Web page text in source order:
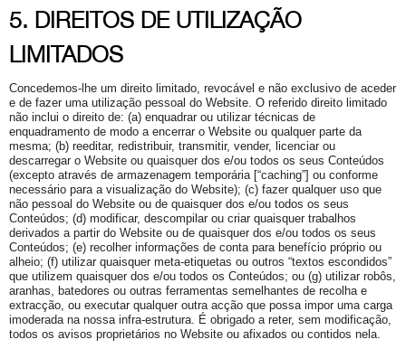
5. DIREITOS DE UTILIZAÇÃO
LIMITADOS
Concedemos-lhe um direito limitado, revocável e não exclusivo de aceder
e de fazer uma utilização pessoal do Website. O referido direito limitado
não inclui o direito de: (a) enquadrar ou utilizar técnicas de
enquadramento de modo a encerrar o Website ou qualquer parte da
mesma; (b) reeditar, redistribuir, transmitir, vender, licenciar ou
descarregar o Website ou quaisquer dos e/ou todos os seus Conteúdos
(excepto através de armazenagem temporária [“caching”] ou conforme
necessário para a visualização do Website); (c) fazer qualquer uso que
não pessoal do Website ou de quaisquer dos e/ou todos os seus
Conteúdos; (d) modificar, descompilar ou criar quaisquer trabalhos
derivados a partir do Website ou de quaisquer dos e/ou todos os seus
Conteúdos; (e) recolher informações de conta para benefício próprio ou
alheio; (f) utilizar quaisquer meta-etiquetas ou outros “textos escondidos”
que utilizem quaisquer dos e/ou todos os Conteúdos; ou (g) utilizar robôs,
aranhas, batedores ou outras ferramentas semelhantes de recolha e
extracção, ou executar qualquer outra acção que possa impor uma carga
imoderada na nossa infra-estrutura. É obrigado a reter, sem modificação,
todos os avisos proprietários no Website ou afixados ou contidos nela.